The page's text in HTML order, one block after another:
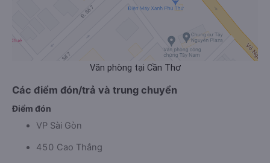
Văn phòng tại Cần Thơ
Các điểm đón/trả và trung chuyển
Điểm đón
VP Sài Gòn
450 Cao Thắng